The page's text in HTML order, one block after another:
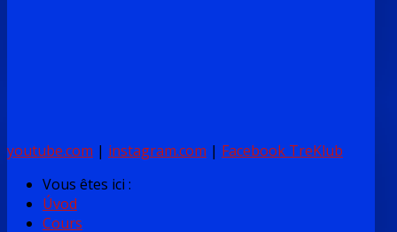
youtube.com | instagram.com | Facebook TreKlub
Vous êtes ici :
Úvod
Cours